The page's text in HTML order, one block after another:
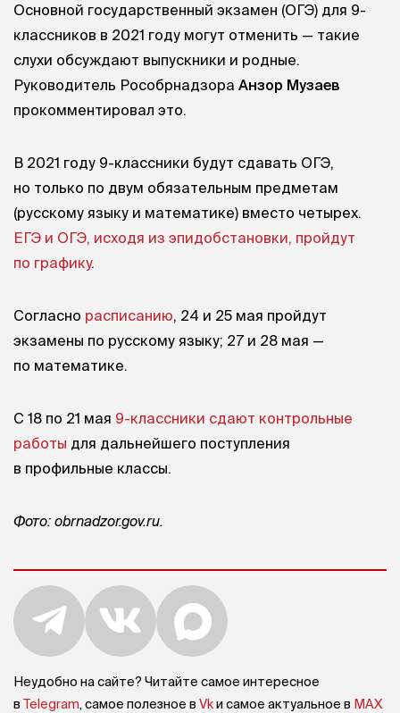
Основной государственный экзамен (ОГЭ) для 9-
классников в 2021 году могут отменить — такие
слухи обсуждают выпускники и родные.
Руководитель Рособрнадзора Анзор Музаев
прокомментировал это.
В 2021 году 9-классники будут сдавать ОГЭ,
но только по двум обязательным предметам
(русскому языку и математике) вместо четырех.
ЕГЭ и ОГЭ, исходя из эпидобстановки, пройдут
по графику.
Согласно расписанию, 24 и 25 мая пройдут
экзамены по русскому языку; 27 и 28 мая —
по математике.
С 18 по 21 мая 9-классники сдают контрольные
работы для дальнейшего поступления
в профильные классы.
Фото: obrnadzor.gov.ru.
Неудобно на сайте? Читайте самое интересное
в Telegram, самое полезное в Vkи самое актуальное в MAX